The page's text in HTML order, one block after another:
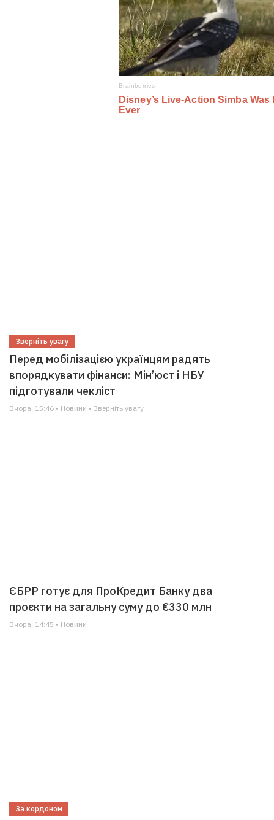
Зверніть увагу
Перед мобілізацією українцям радять
впорядкувати фінанси: Мін’юст і НБУ
підготували чекліст
Вчора, 15:46 • Новини • Зверніть увагу
ЄБРР готує для ПроКредит Банку два
проєкти на загальну суму до €330 млн
Вчора, 14:45 • Новини
За кордоном